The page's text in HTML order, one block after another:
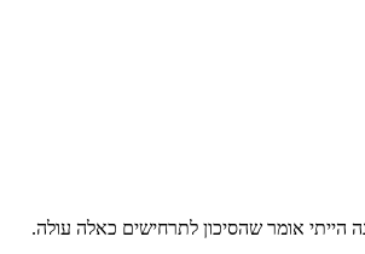
הייתי אומר שהסיכון לתרחישים כאלה עולה.